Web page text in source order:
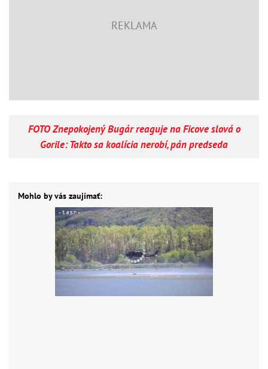
FOTO Znepokojený Bugár reaguje na Ficove slová o
Gorile: Takto sa koalícia nerobí, pán predseda
Mohlo by vás zaujímať: